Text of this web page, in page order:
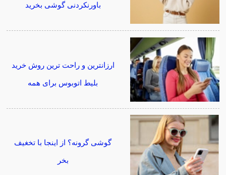
باورنکردنی گوشی بخرید
ارزانترین و راحت ترین روش خرید
بلیط اتوبوس برای همه
گوشی گرونه؟ از اینجا با تخغیف
بخر